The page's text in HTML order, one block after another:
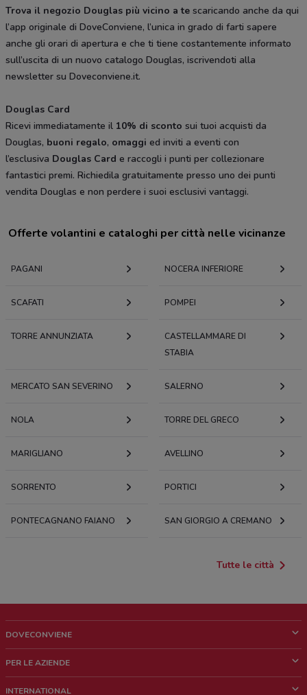
Trova il negozio Douglas più vicino a te scaricando anche da qui
l’app originale di DoveConviene, l’unica in grado di farti sapere
anche gli orari di apertura e che ti tiene costantemente informato
sull’uscita di un nuovo catalogo Douglas, iscrivendoti alla
newsletter su Doveconviene.it.
Douglas Card
Ricevi immediatamente il 10% di sconto sui tuoi acquisti da
Douglas, buoni regalo, omaggi ed inviti a eventi con
l’esclusiva Douglas Card e raccogli i punti per collezionare
fantastici premi. Richiedila gratuitamente presso uno dei punti
vendita Douglas e non perdere i suoi esclusivi vantaggi.
Offerte volantini e cataloghi per città nelle vicinanze
PAGANI NOCERA INFERIORE
SCAFATI POMPEI
TORRE ANNUNZIATA
CASTELLAMMARE DI
STABIA
MERCATO SAN SEVERINO SALERNO
NOLA TORRE DEL GRECO
MARIGLIANO AVELLINO
SORRENTO PORTICI
PONTECAGNANO FAIANO SAN GIORGIO A CREMANO
Tutte le città
DOVECONVIENE
Chi siamo
PER LE AZIENDE
INTERNATIONAL